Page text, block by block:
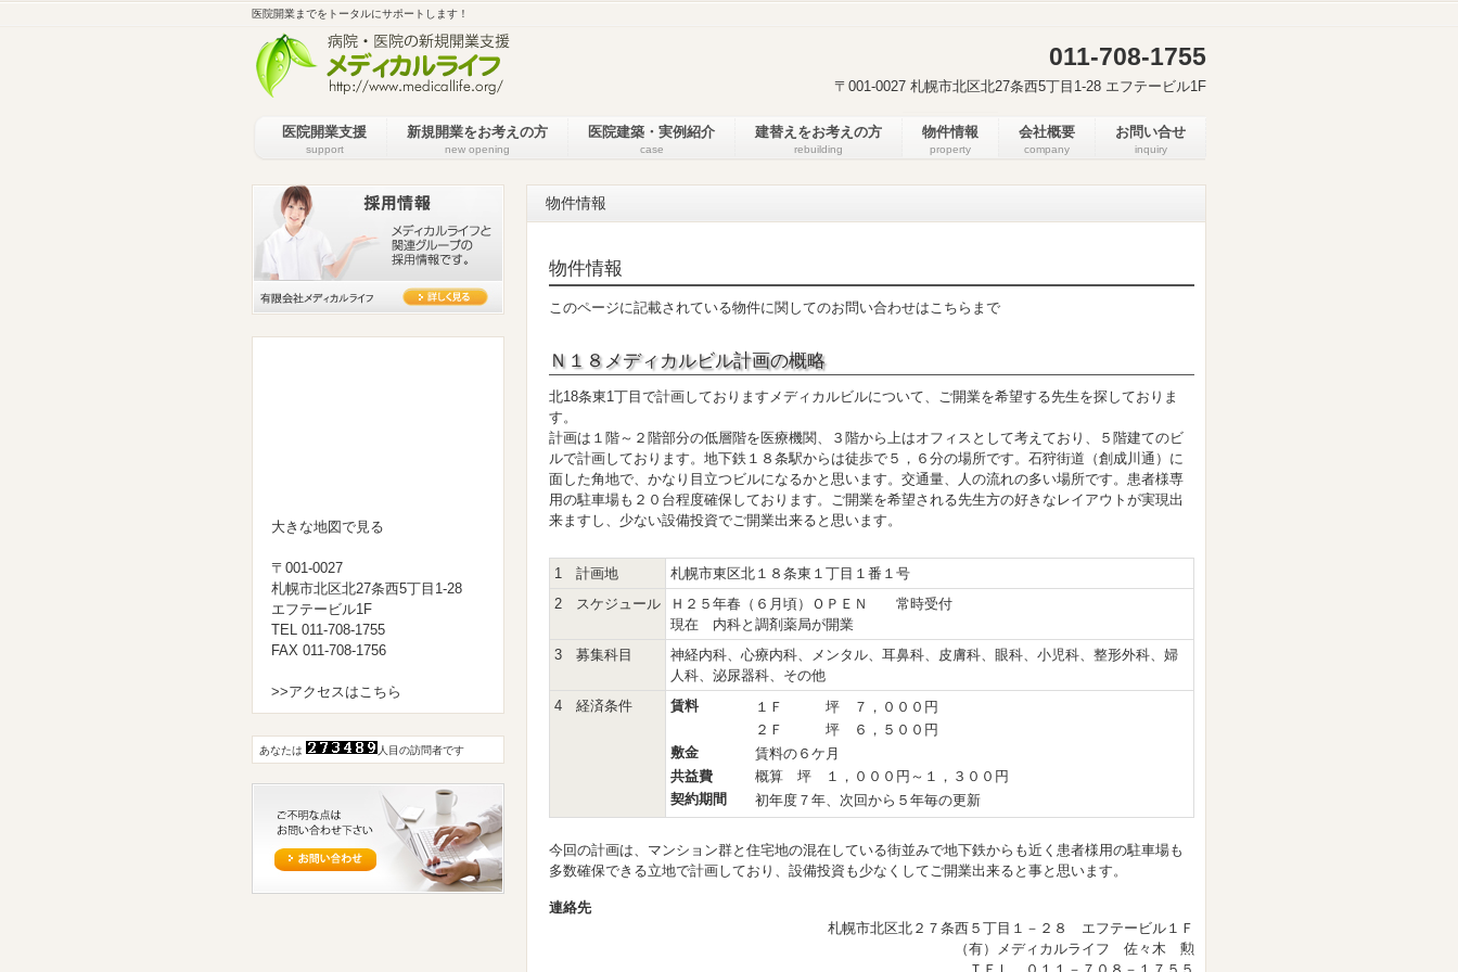
医院開業までをトータルにサポートします！
011-708-1755
〒001-0027 札幌市北区北27条西5丁目1-28 エフテービル1F
医院開業支援
support
新規開業をお考えの方
new opening
医院建築・実例紹介
case
建替えをお考えの方
rebuilding
物件情報
property
会社概要
company
お問い合せ
inquiry
物件情報
物件情報
このページに記載されている物件に関してのお問い合わせはこちら まで
Ｎ１８メディカルビル計画の概略
北18条東1丁目で計画しておりますメディカルビルについて、ご開業を希望する先生を探しておりま
す。
計画は１階～２階部分の低層階を医療機関、３階から上はオフィスとして考えており、５階建てのビ
ルで計画しております。地下鉄１８条駅からは徒歩で５，６分の場所です。石狩街道（創成川通）に
面した角地で、かなり目立つビルになるかと思います。交通量、人の流れの多い場所です。患者様専
用の駐車場も２０台程度確保しております。ご開業を希望される先生方の好きなレイアウトが実現出
来ますし、少ない設備投資でご開業出来ると思います。
1 計画地
札幌市東区北１８条東１丁目１番１号
2 スケジュール
Ｈ２５年春（６月頃）ＯＰＥＮ 常時受付
現在 内科と調剤薬局が開業
3 募集科目
神経内科、心療内科、メンタル、耳鼻科、皮膚科、眼科、小児科、整形外科、婦
人科、泌尿器科、その他
4 経済条件
賃料
１Ｆ 坪 ７，０００円
２Ｆ 坪 ６，５００円
敷金
賃料の６ケ月
共益費
概算 坪 １，０００円～１，３００円
契約期間
初年度７年、次回から５年毎の更新
今回の計画は、マンション群と住宅地の混在している街並みで地下鉄からも近く患者様用の駐車場も
多数確保できる立地で計画しており、設備投資も少なくしてご開業出来ると事と思います。
連絡先
札幌市北区北２７条西５丁目１－２８ エフテービル１Ｆ
（有）メディカルライフ 佐々木 勲
大きな地図で見る
〒001-0027
札幌市北区北27条西5丁目1-28
エフテービル1F
TEL 011-708-1755
FAX 011-708-1756
>>アクセスはこちら